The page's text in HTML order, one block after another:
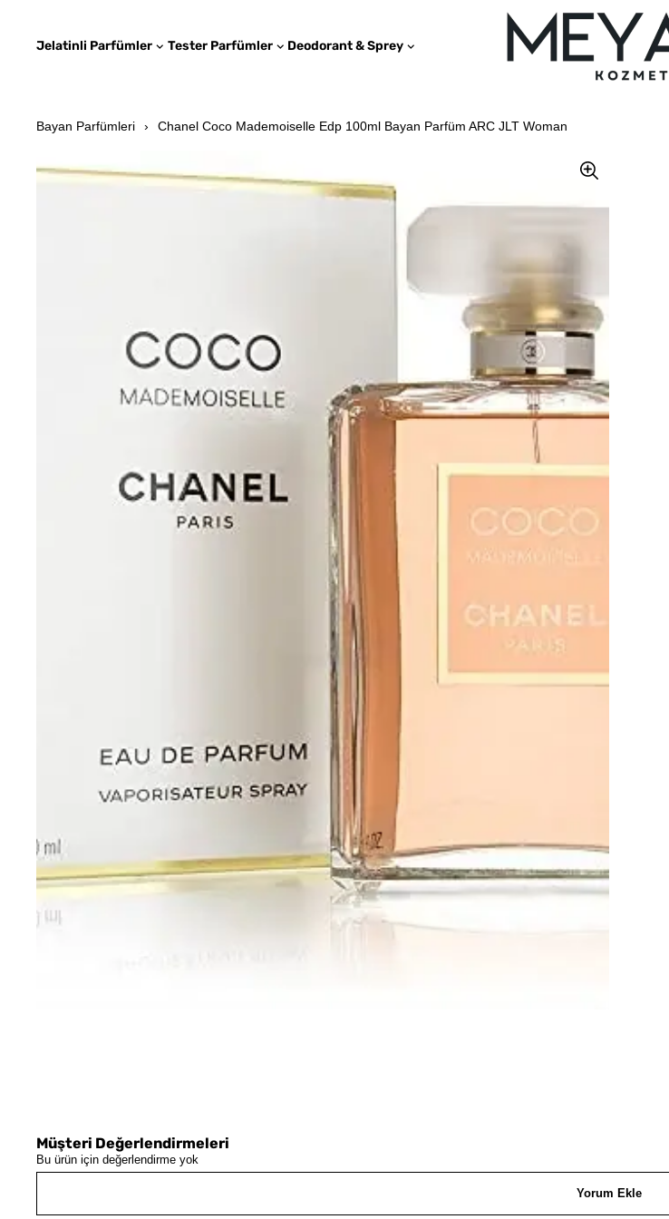
Jelatinli Parfümler Tester Parfümler Deodorant & Sprey
Bayan Parfümleri Chanel Coco Mademoiselle Edp 100ml Bayan Parfüm ARC JLT Woman
Müşteri Değerlendirmeleri
Bu ürün için değerlendirme yok
Yorum Ekle